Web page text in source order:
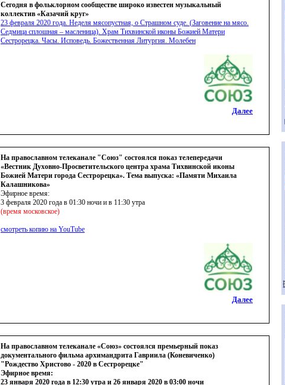
Сегодня в фольклорном сообществе широко известен музыкальный
коллектив «Казачий круг»
23 февраля 2020 года. Неделя мясопустная, о Страшном суде. (Заговение на мясо.
Седмица сплошная – масленица). Храм Тихвинской иконы Божией Матери
Сестрорецка. Часы. Исповедь. Божественная Литургия. Молебен
Далее
На православном телеканале "Союз" состоялся показ телепередачи
«Вестник Духовно-Просветительского центра храма Тихвинской иконы
Божией Матери города Сестрорецка». Тема выпуска: «Памяти Михаила
Калашникова»
Эфирное время:
3 февраля 2020 года в 01:30 ночи и в 11:30 утра
(время московское)
смотреть копию на YouTube
Далее
На православном телеканале «Союз» состоялся премьерный показ
документального фильма архимандрита Гавриила (Коневиченко)
"Рождество Христово - 2020 в Сестрорецке"
Эфирное время:
23 января 2020 года в 12:30 утра и 26 января 2020 в 03:00 ночи